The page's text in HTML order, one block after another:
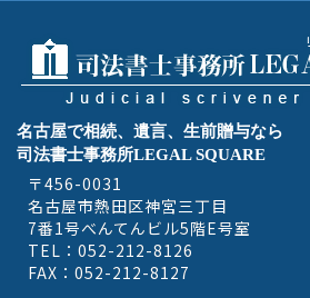
名古屋で相続、遺言、生前贈与なら
司法書士事務所LEGAL SQUARE
〒456-0031
名古屋市熱田区神宮三丁目
7番1号べんてんビル5階E号室
TEL：052-212-8126
FAX：052-212-8127